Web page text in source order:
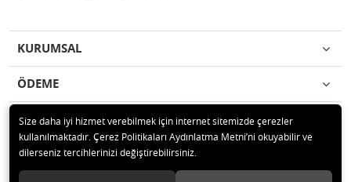
KURUMSAL
ÖDEME
İLETİŞİM
© 2020 Çağrı Medikal Tekerlekli Sandalye Mağazası Tüm hakları saklıdır.
Size daha iyi hizmet verebilmek için internet sitemizde çerezler
kullanılmaktadır. Çerez Politikaları Aydınlatma Metni’ni okuyabilir ve
dilerseniz tercihlerinizi değiştirebilirsiniz.